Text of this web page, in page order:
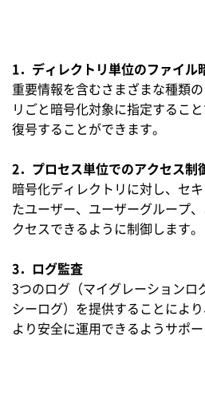
1．ディレクトリ単位のファイル
重要情報を含むさまざまな種類
リごと暗号化対象に指定するこ
復号することができます。
2．プロセス単位でのアクセス制
暗号化ディレクトリに対し、セ
たユーザー、ユーザーグループ
クセスできるように制御します。
3．ログ監査
3つのログ（マイグレーションロ
シーログ）を提供することによ
より安全に運用できるようサポー